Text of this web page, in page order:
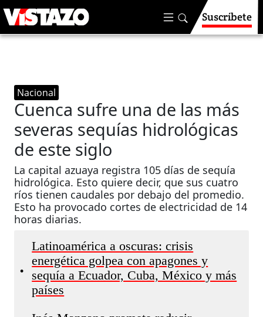
Suscríbete
Nacional
Cuenca sufre una de las más
severas sequías hidrológicas
de este siglo
La capital azuaya registra 105 días de sequía
hidrológica. Esto quiere decir, que sus cuatro
ríos tienen caudales por debajo del promedio.
Esto ha provocado cortes de electricidad de 14
horas diarias.
•
Latinoamérica a oscuras: crisis
energética golpea con apagones y
sequía a Ecuador, Cuba, México y más
países